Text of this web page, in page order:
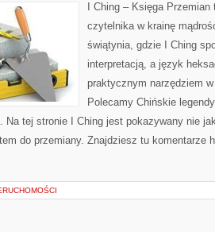
I Ching – Księga
czytelnika w krainę
świątynia, gdzie I Ching
interpretacją, a język
praktycznym narzędziem
Polecamy Chińskie
Na tej stronie I Ching jest pokazywany nie
do przemiany. Znajdziesz tu komentarze